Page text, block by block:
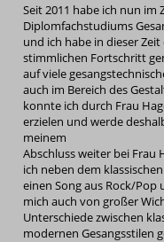
Seit 2011 habe ich nun im
Diplomfachstudiums
und ich habe in dieser
stimmlichen Fortschritt
auf viele
auch im Bereich des
konnte ich durch Frau
erzielen und werde
meinem
Abschluss weiter bei Frau
ich neben dem
einen Song aus Rock/Pop
mich auch von großer
Unterschiede zwischen
modernen Gesangsstilen